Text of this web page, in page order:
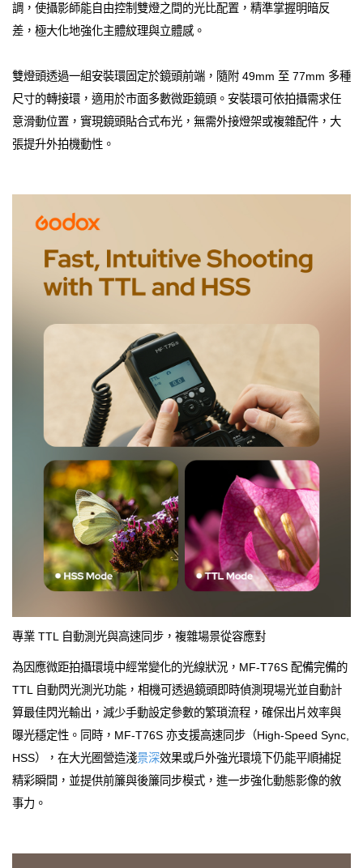
調，使攝影師能自由控制雙燈之間的光比配置，精準掌握明暗反
差，極大化地強化主體紋理與立體感。
雙燈頭透過一組安裝環固定於鏡頭前端，隨附 49mm 至 77mm 多種
尺寸的轉接環，適用於市面多數微距鏡頭。安裝環可依拍攝需求任
意滑動位置，實現鏡頭貼合式布光，無需外接燈架或複雜配件，大
張提升外拍機動性。
專業 TTL 自動測光與高速同步，複雜場景從容應對
為因應微距拍攝環境中經常變化的光線狀況，MF-T76S 配備完備的
TTL 自動閃光測光功能，相機可透過鏡頭即時偵測現場光並自動計
算最佳閃光輸出，減少手動設定參數的繁瑣流程，確保出片效率與
曝光穩定性。同時，MF-T76S 亦支援高速同步（High-Speed Sync,
HSS），在大光圈營造淺景深效果或戶外強光環境下仍能平順捕捉
精彩瞬間，並提供前簾與後簾同步模式，進一步強化動態影像的敘
事力。